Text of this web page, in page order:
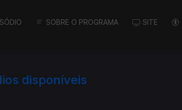
SOBRE O PROGRAMA SITE
disponíveis